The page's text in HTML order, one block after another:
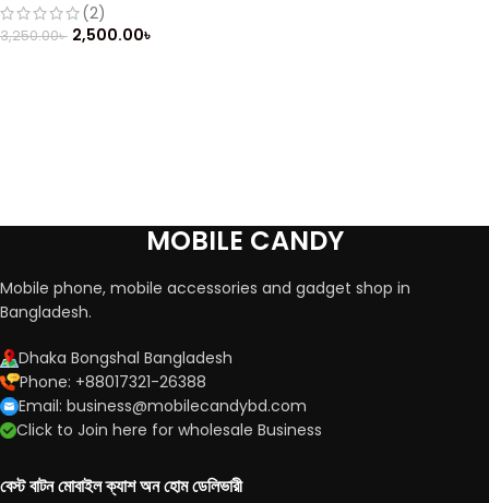
(2)
3,250.00৳ 2,500.00৳
MOBILE CANDY
Mobile phone, mobile accessories and gadget shop in
Bangladesh.
Dhaka Bongshal Bangladesh
Phone: +88017321-26388
Email: business@mobilecandybd.com
Click to Join here for wholesale Business
বেস্ট বাটন মোবাইল ক্যাশ অন হোম ডেলিভারী